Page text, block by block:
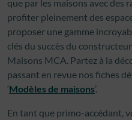
que par les maisons avec des
profiter pleinement des
proposer une gamme
clés du succès du
Maisons MCA. Partez à la
passant en revue nos fiches
‘Modèles de maisons’.
En tant que primo-accédant,